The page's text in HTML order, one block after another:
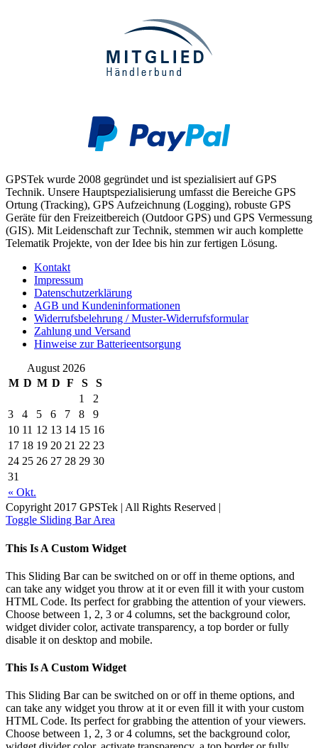
GPSTek wurde 2008 gegründet und ist spezialisiert auf GPS
Technik. Unsere Hauptspezialisierung umfasst die Bereiche GPS
Ortung (Tracking), GPS Aufzeichnung (Logging), robuste GPS
Geräte für den Freizeitbereich (Outdoor GPS) und GPS Vermessung
(GIS). Mit Leidenschaft zur Technik, stemmen wir auch komplette
Telematik Projekte, von der Idee bis hin zur fertigen Lösung.
Kontakt
Impressum
Datenschutzerklärung
AGB und Kundeninformationen
Widerrufsbelehrung / Muster-Widerrufsformular
Zahlung und Versand
Hinweise zur Batterieentsorgung
August 2026
M D M D F S S
« Okt.
1
2
3
4 5 6 7 8
9
10 11 12 13 14 15 16
17 18 19 20 21 22 23
24 25 26 27 28 29 30
31
Copyright 2017 GPSTek | All Rights Reserved |
Toggle Sliding Bar Area
This Is A Custom Widget
This Sliding Bar can be switched on or off in theme options, and
can take any widget you throw at it or even fill it with your custom
HTML Code. Its perfect for grabbing the attention of your viewers.
Choose between 1, 2, 3 or 4 columns, set the background color,
widget divider color, activate transparency, a top border or fully
disable it on desktop and mobile.
This Is A Custom Widget
This Sliding Bar can be switched on or off in theme options, and
can take any widget you throw at it or even fill it with your custom
HTML Code. Its perfect for grabbing the attention of your viewers.
Choose between 1, 2, 3 or 4 columns, set the background color,